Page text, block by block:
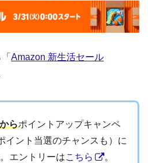
Amazon 新生活セール
らポイントアップキャンペ
イント当選のチャンスも）に
エントリーはこちら
。